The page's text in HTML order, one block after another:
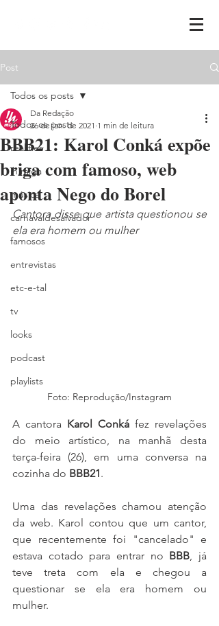
Post
Todos os posts
realities
ih,miga
música
carnavaldesalvador
famosos
entrevistas
etc-e-tal
tv
looks
podcast
playlists
Todos os posts
BBB21: Karol Conká expõe
briga com famoso, web
aponta Nego do Borel
Da Redação
26 de jan. de 2021 1 min de leitura
Cantora disse que artista questionou se
ela era homem ou mulher
Foto: Reprodução/Instagram
A cantora Karol Conká fez revelações
do meio artístico, na manhã desta
terça-feira (26), em uma conversa na
cozinha do BBB21.
Uma das revelações chamou atenção
da web. Karol contou que um cantor,
que recentemente foi "cancelado" e
estava cotado para entrar no BBB, já
teve treta com ela e chegou a
questionar se ela era homem ou
mulher.